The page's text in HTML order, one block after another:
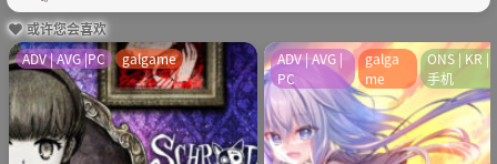
或许您会喜欢
ADV | AVG |PC galgame
ADV | AVG |
PC
galga
me
ONS | KR |
手机